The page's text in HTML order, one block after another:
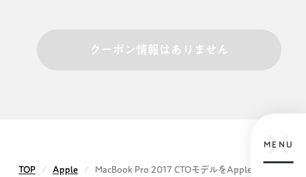
クーポン情報はありません
TOP Apple MacBook Pro 2017 CTOモデルをAppleストアで注
MENU